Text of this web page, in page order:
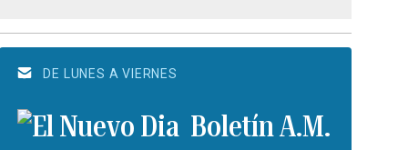
DE LUNES A VIERNES
Boletín A.M.